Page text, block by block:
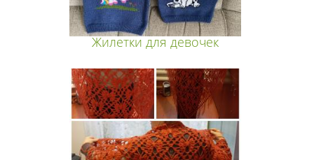
Жилетки для девочек